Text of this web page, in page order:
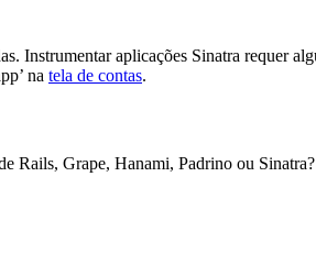
Instrumentar aplicações Sinatra requer
na tela de contas.
Rails, Grape, Hanami, Padrino ou